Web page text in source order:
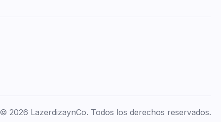
© 2026 LazerdizaynCo. Todos los derechos reservados.